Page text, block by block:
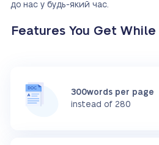
до нас у будь-який час.
Features You Get
300words per page
instead of 280